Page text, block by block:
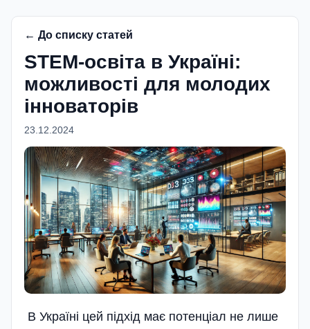
← До списку статей
STEM-освіта в Україні:
можливості для молодих
інноваторів
23.12.2024
В Україні цей підхід має потенціал не лише